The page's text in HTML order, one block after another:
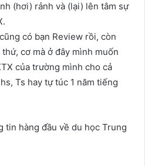
(hơi) rảnh và (lại) lên tâm sự
có bạn Review rồi, còn
cơ mà ở đây mình muốn
của trường mình cho cả
Ts hay tự túc 1 năm tiếng
tin hàng đầu về du học Trung